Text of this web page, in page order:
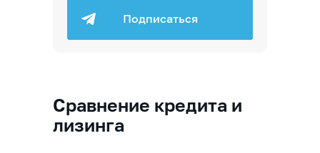
Подписаться
Сравнение кредита и
лизинга